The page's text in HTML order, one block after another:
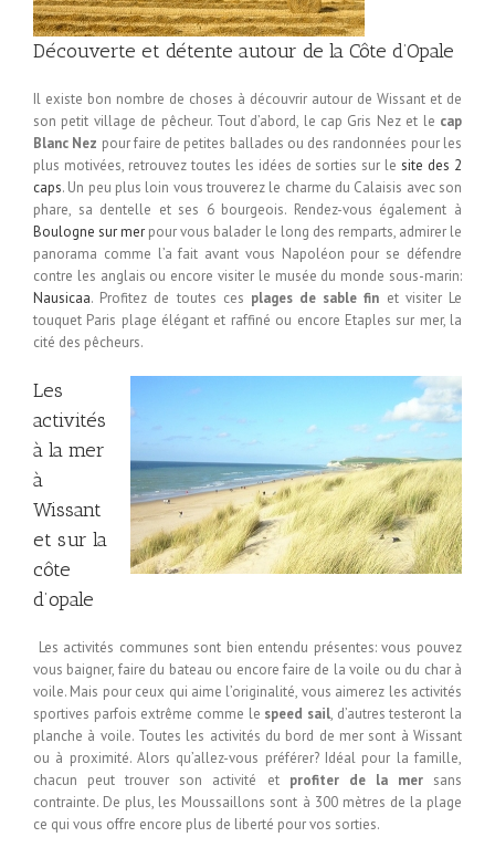
Découverte et détente autour de la Côte d’Opale
Il existe bon nombre de choses à découvrir autour de Wissant et de
son petit village de pêcheur. Tout d’abord, le cap Gris Nez et le cap
Blanc Nez pour faire de petites ballades ou des randonnées pour les
plus motivées, retrouvez toutes les idées de sorties sur lesite des 2
caps. Un peu plus loin vous trouverez le charme du Calaisis avec son
phare, sa dentelle et ses 6 bourgeois. Rendez-vous également à
Boulogne sur mer pour vous balader le long des remparts, admirer le
panorama comme l’a fait avant vous Napoléon pour se défendre
contre les anglais ou encore visiter le musée du monde sous-marin:
Nausicaa. Profitez de toutes ces plages de sable fin et visiter Le
touquet Paris plage élégant et raffiné ou encore Etaples sur mer, la
cité des pêcheurs.
Les
activités
à la mer
à
Wissant
et sur la
côte
d’opale
Les activités communes sont bien entendu présentes: vous pouvez
vous baigner, faire du bateau ou encore faire de la voile ou du char à
voile. Mais pour ceux qui aime l’originalité, vous aimerez les activités
sportives parfois extrême comme le speed sail, d’autres testeront la
planche à voile. Toutes les activités du bord de mer sont à Wissant
ou à proximité. Alors qu’allez-vous préférer? Idéal pour la famille,
chacun peut trouver son activité et profiter de la mersans
contrainte. De plus, les Moussaillons sont à 300 mètres de la plage
ce qui vous offre encore plus de liberté pour vos sorties.